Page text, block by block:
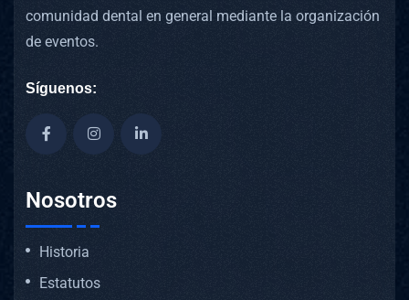
comunidad dental en general mediante la organización
de eventos.
Síguenos:
Nosotros
Historia
Estatutos